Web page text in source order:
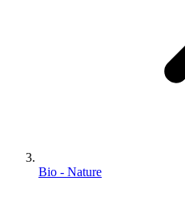
Bio - Nature